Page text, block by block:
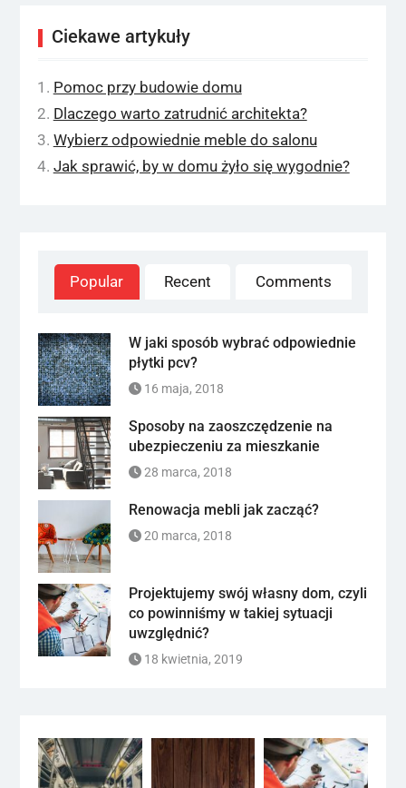
Ciekawe artykuły
Pomoc przy budowie domu
Dlaczego warto zatrudnić architekta?
Wybierz odpowiednie meble do salonu
Jak sprawić, by w domu żyło się wygodnie?
Popular Recent Comments
W jaki sposób wybrać odpowiednie
płytki pcv?
16 maja, 2018
Sposoby na zaoszczędzenie na
ubezpieczeniu za mieszkanie
28 marca, 2018
Renowacja mebli jak zacząć?
20 marca, 2018
Projektujemy swój własny dom, czyli
co powinniśmy w takiej sytuacji
uwzględnić?
18 kwietnia, 2019